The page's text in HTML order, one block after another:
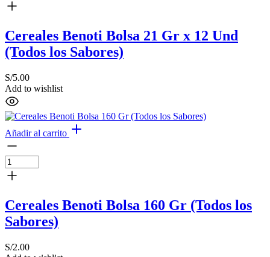
Cereales Benoti Bolsa 21 Gr x 12 Und
(Todos los Sabores)
S/5.00
Add to wishlist
Añadir al carrito
Cereales Benoti Bolsa 160 Gr (Todos los
Sabores)
S/2.00